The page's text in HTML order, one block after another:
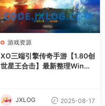
游戏资源
XO三端引擎传奇手游【1.80创
世星王合击】最新整理Win系
JXLOG 2025-08-17